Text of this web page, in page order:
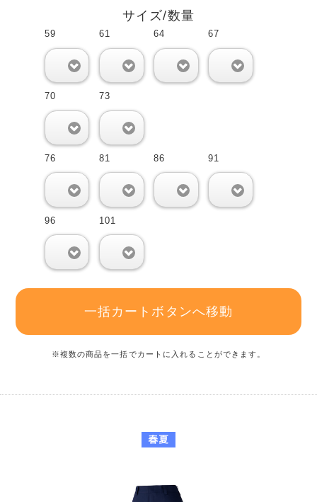
サイズ/数量
59 61 64 67
70 73
76 81 86 91
96 101
一括カートボタンへ移動
※複数の商品を一括でカートに入れることができます。